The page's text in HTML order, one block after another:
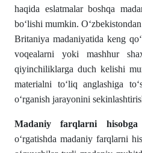
haqida eslatmalar boshqa
bo‘lishi mumkin.
Britaniya madaniyatida keng
voqealarni yoki mashhur
qiyinchiliklarga duch kelishi
materialni to‘liq anglashiga
o‘rganish jarayonini
Madaniy farqlarni hisobga
o‘rgatishda madaniy farqlarni